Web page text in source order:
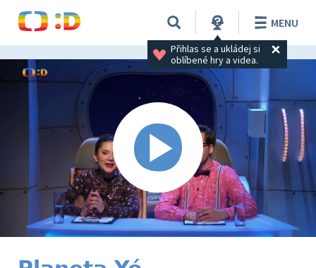
Přihlas se a ukládej si
oblíbené hry a videa.
MENU